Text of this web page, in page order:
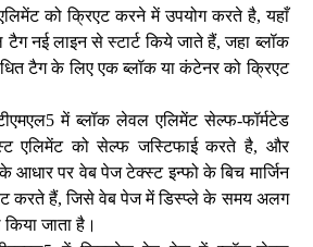
को क्रिएट करने में उपयोग करते है, यहाँ
नई लाइन से स्टार्ट किये जाते हैं, जहा ब्लॉक
टैग के लिए एक ब्लॉक या कंटेनर को क्रिएट
में ब्लॉक लेवल एलिमेंट सेल्फ-फॉर्मटेड
एलिमेंट को सेल्फ जस्टिफाई करते है, और
आधार पर वेब पेज टेक्स्ट इन्फो के बिच मार्जिन
करते हैं, जिसे वेब पेज में डिस्प्ले के समय अलग
जाता है।